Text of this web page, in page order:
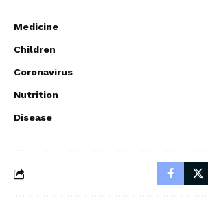
Medicine
Children
Coronavirus
Nutrition
Disease